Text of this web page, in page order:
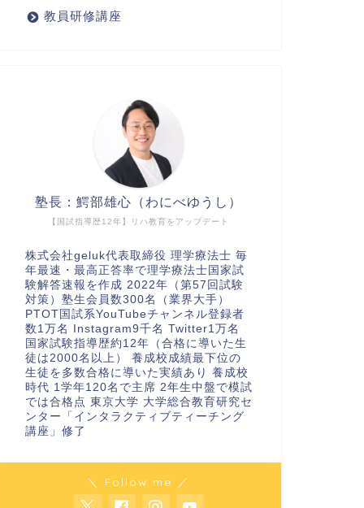
教員研修講座
【国試指導歴12年】リハ教育をアップデート
塾長：鰐部雄心（わにべゆうし）
株式会社geluk代表取締役 理学療法士 毎
年最速・最高正答率で理学療法士国家試
験解答速報を作成 2022年（第57回試験
対策）塾生会員数300名（業界大手）
PTOT国試系YouTubeチャンネル登録者
数1万名 Instagram9千名 Twitter1万名
国家試験指導歴約12年（合格に導いた生
徒は2000名以上） 養成校成績最下位の
生徒を多数合格に導いた実績あり 養成校
時代 1学年120名で主席 2年生中盤で模試
では合格点 東京大学 大学総合教育研究セ
ンター「インタラクティブティーチング
講座」修了
＼ Follow me ／